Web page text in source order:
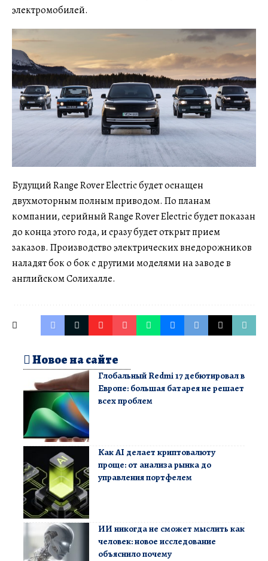
электромобилей.
Будущий Range Rover Electric будет оснащен
двухмоторным полным приводом. По планам
компании, серийный Range Rover Electric будет показан
до конца этого года, и сразу будет открыт прием
заказов. Производство электрических внедорожников
наладят бок о бок с другими моделями на заводе в
английском Солихалле.
Новое на сайте
Глобальный Redmi 17 дебютировал в
Европе: большая батарея не решает
всех проблем
Как AI делает криптовалюту
проще: от анализа рынка до
управления портфелем
ИИ никогда не сможет мыслить как
человек: новое исследование
объяснило почему